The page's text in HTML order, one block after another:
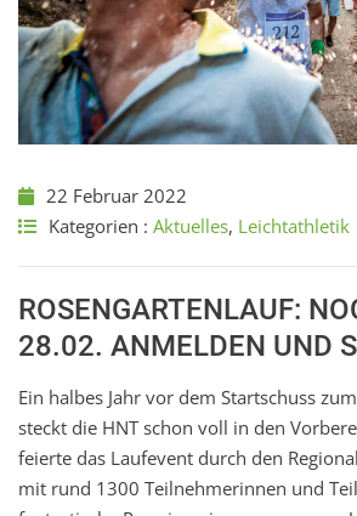
22 Februar 2022
Kategorien : Aktuelles, Leichtathletik
ROSENGARTENLAUF:
28.02. ANMELDEN UND
Ein halbes Jahr vor dem Startschuss
steckt die HNT schon voll in den
feierte das Laufevent durch den
mit rund 1300 Teilnehmerinnen und